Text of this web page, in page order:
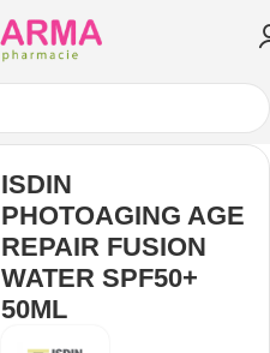
ISDIN
PHOTOAGING AGE
REPAIR FUSION
WATER SPF50+
50ML